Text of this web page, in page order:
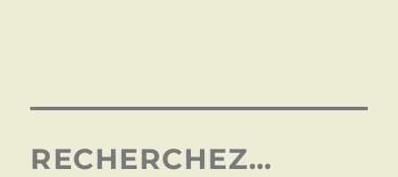
RECHERCHEZ…